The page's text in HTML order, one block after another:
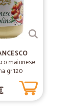
maionese
gr.120